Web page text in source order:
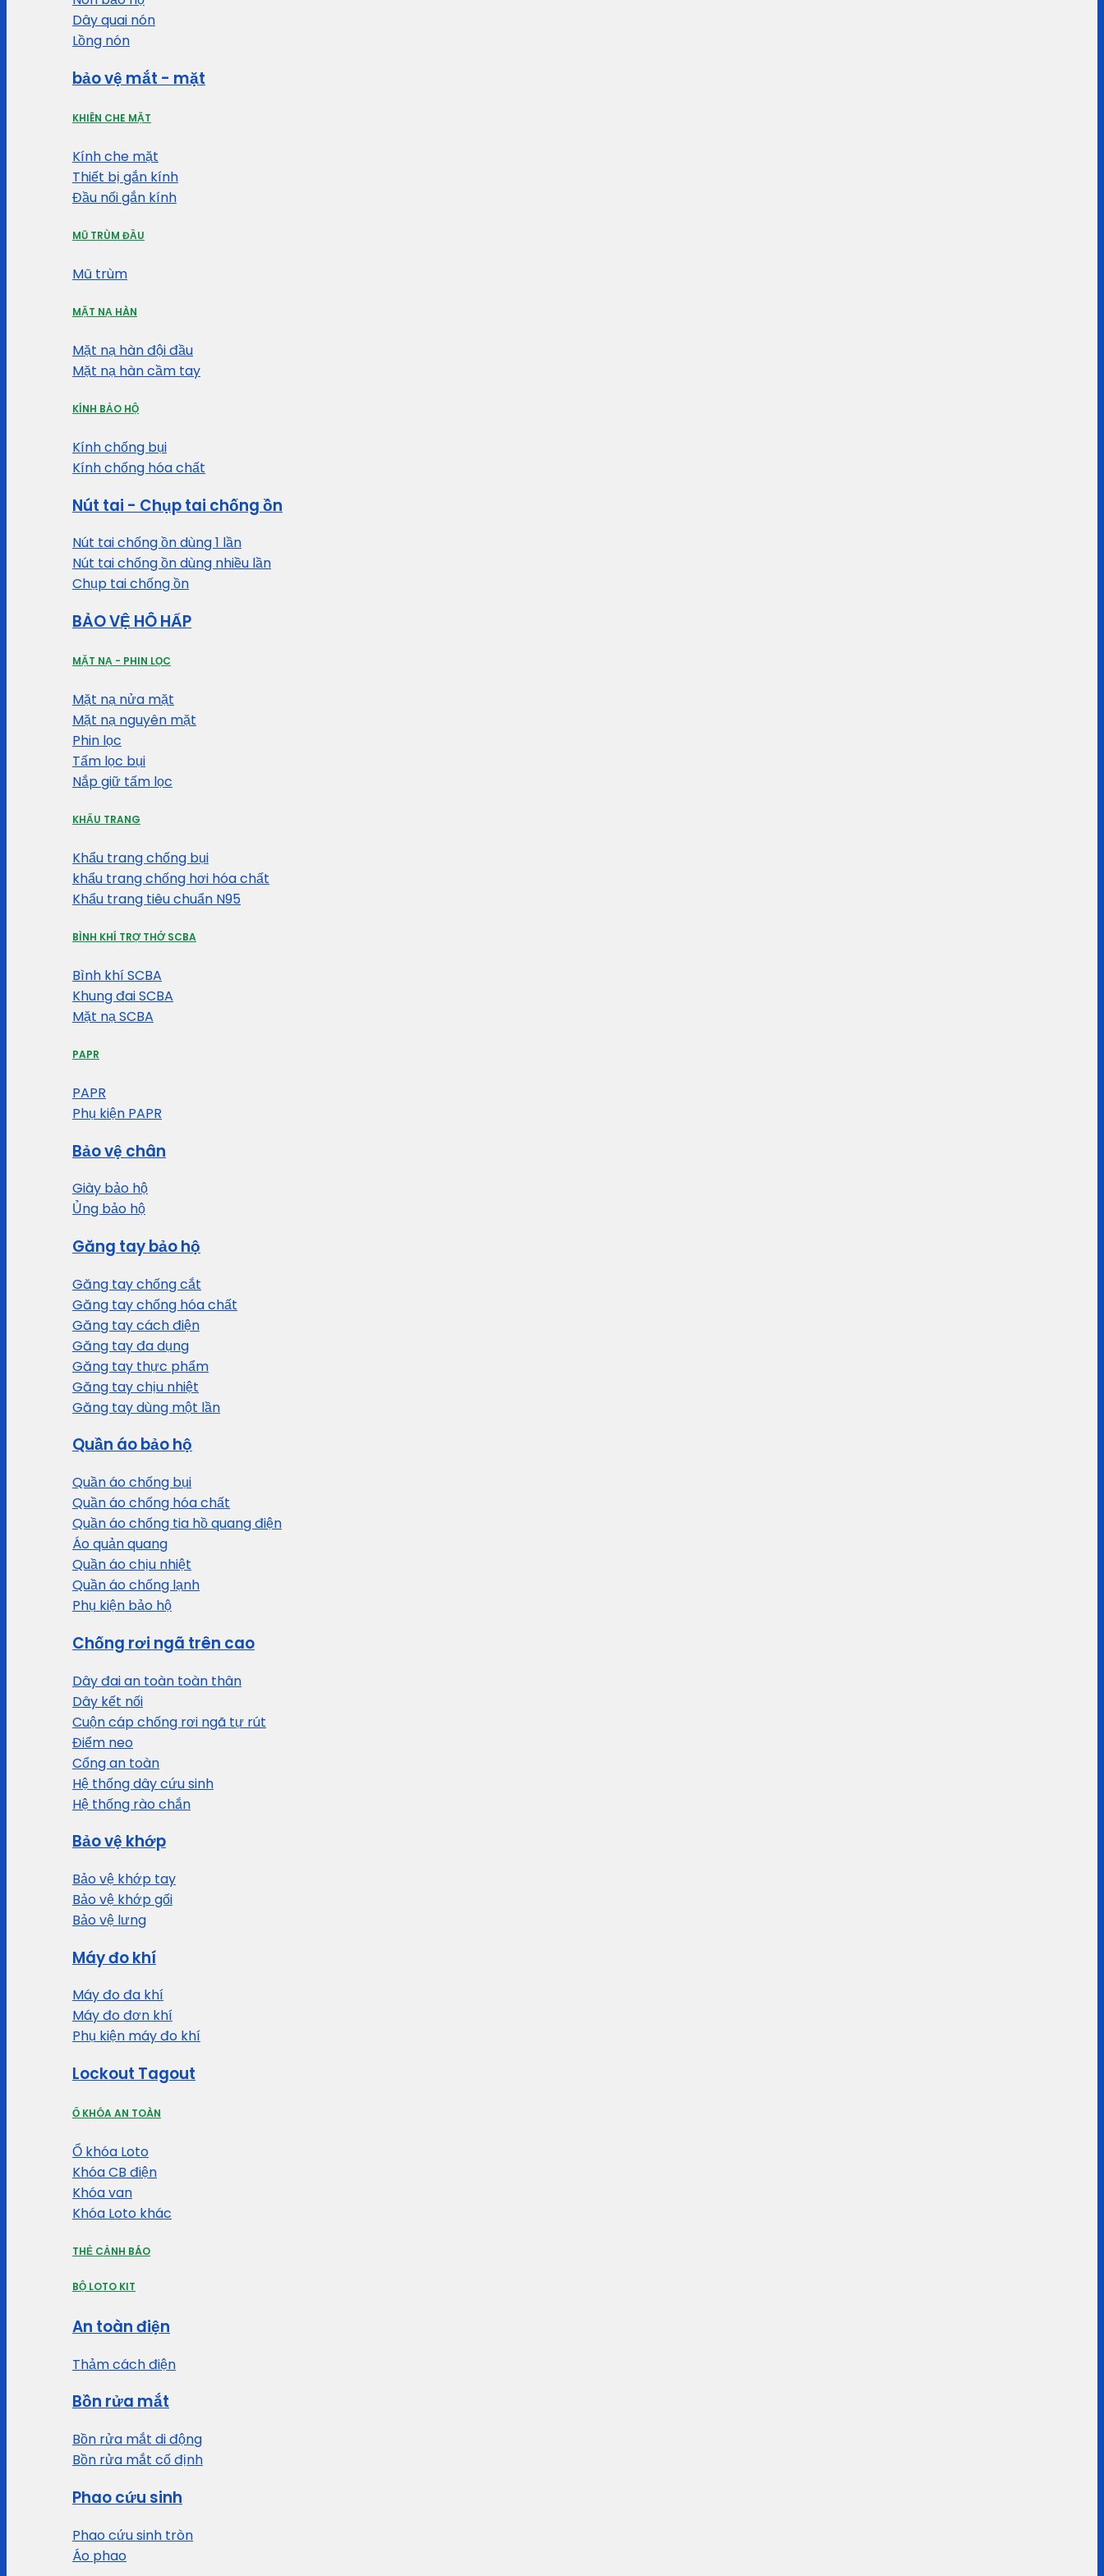
Dây quai nón
Lồng nón
bảo vệ mắt - mặt
KHIÊN CHE MẶT
Kính che mặt
Thiết bị gắn kính
Đầu nối gắn kính
MŨ TRÙM ĐẦU
Mũ trùm
MẶT NẠ HÀN
Mặt nạ hàn đội đầu
Mặt nạ hàn cầm tay
KÍNH BẢO HỘ
Kính chống bụi
Kính chống hóa chất
Nút tai - Chụp tai chống ồn
Nút tai chống ồn dùng 1 lần
Nút tai chống ồn dùng nhiều lần
Chụp tai chống ồn
BẢO VỆ HÔ HẤP
MẶT NẠ - PHIN LỌC
Mặt nạ nửa mặt
Mặt nạ nguyên mặt
Phin lọc
Tấm lọc bụi
Nắp giữ tấm lọc
KHẨU TRANG
Khẩu trang chống bụi
khẩu trang chống hơi hóa chất
Khẩu trang tiêu chuẩn N95
BÌNH KHÍ TRỢ THỞ SCBA
Bình khí SCBA
Khung đai SCBA
Mặt nạ SCBA
PAPR
PAPR
Phụ kiện PAPR
Bảo vệ chân
Giày bảo hộ
Ủng bảo hộ
Găng tay bảo hộ
Găng tay chống cắt
Găng tay chống hóa chất
Găng tay cách điện
Găng tay đa dụng
Găng tay thực phẩm
Găng tay chịu nhiệt
Găng tay dùng một lần
Quần áo bảo hộ
Quần áo chống bụi
Quần áo chống hóa chất
Quần áo chống tia hồ quang điện
Áo quản quang
Quần áo chịu nhiệt
Quần áo chống lạnh
Phụ kiện bảo hộ
Chống rơi ngã trên cao
Dây đai an toàn toàn thân
Dây kết nối
Cuộn cáp chống rơi ngã tự rút
Điểm neo
Cổng an toàn
Hệ thống dây cứu sinh
Hệ thống rào chắn
Bảo vệ khớp
Bảo vệ khớp tay
Bảo vệ khớp gối
Bảo vệ lưng
Máy đo khí
Máy đo đa khí
Máy đo đơn khí
Phụ kiện máy đo khí
Lockout Tagout
Ổ KHÓA AN TOÀN
Ổ khóa Loto
Khóa CB điện
Khóa van
Khóa Loto khác
THẺ CẢNH BÁO
BỘ LOTO KIT
An toàn điện
Thảm cách điện
Bồn rửa mắt
Bồn rửa mắt di động
Bồn rửa mắt cố định
Phao cứu sinh
Phao cứu sinh tròn
Áo phao